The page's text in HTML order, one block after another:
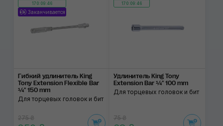
170:09:46
Заканчивается
Гибкий удлинитель King
Tony Extension Flexible Bar
¼" 150 mm
Для торцевых головок и бит
275 ₴
170:09:46
Удлинитель King Tony
Extension Bar ¼" 100 mm
Для торцевых головок и бит
75 ₴